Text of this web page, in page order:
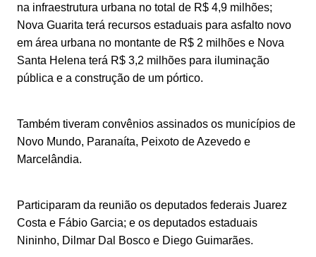
na infraestrutura urbana no total de R$ 4,9 milhões;
Nova Guarita terá recursos estaduais para asfalto novo
em área urbana no montante de R$ 2 milhões e Nova
Santa Helena terá R$ 3,2 milhões para iluminação
pública e a construção de um pórtico.
Também tiveram convênios assinados os municípios de
Novo Mundo, Paranaíta, Peixoto de Azevedo e
Marcelândia.
Participaram da reunião os deputados federais Juarez
Costa e Fábio Garcia; e os deputados estaduais
Nininho, Dilmar Dal Bosco e Diego Guimarães.